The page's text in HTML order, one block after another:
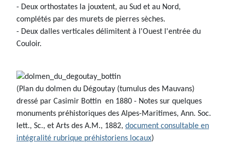
- Deux orthostates la jouxtent, au Sud et au Nord,
complétés par des murets de pierres sèches.
- Deux dalles verticales délimitent à l'Ouest l'entrée du
Couloir.
(Plan du dolmen du Dégoutay (tumulus des Mauvans)
dressé par Casimir Bottin en 1880 - Notes sur quelques
monuments préhistoriques des Alpes-Maritimes, Ann. Soc.
lett., Sc., et Arts des A.M., 1882, document consultable en
intégralité rubrique préhistoriens locaux)